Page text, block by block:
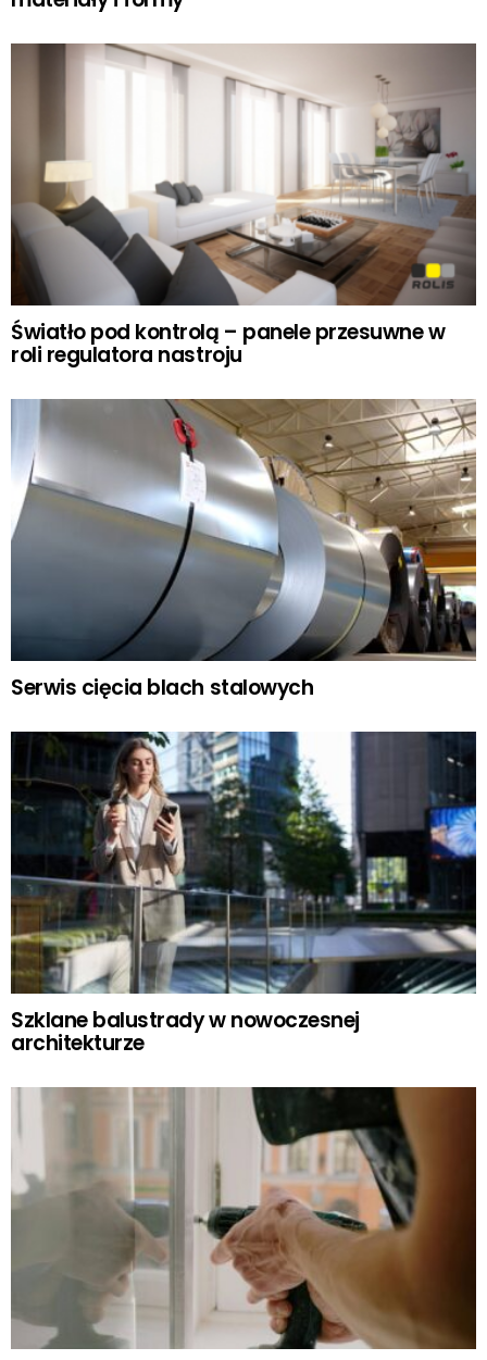
Światło pod kontrolą – panele przesuwne w
roli regulatora nastroju
Serwis cięcia blach stalowych
Szklane balustrady w nowoczesnej
architekturze